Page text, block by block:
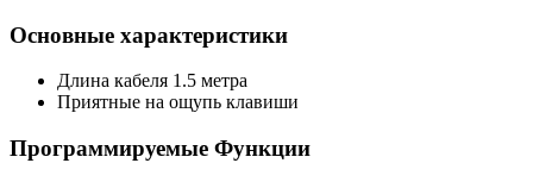
Основные характеристики
Длина кабеля 1.5 метра
Приятные на ощупь клавиши
Программируемые Функции